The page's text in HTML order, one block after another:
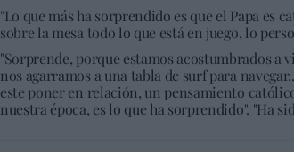
"Lo que más ha sorprendido es que el Papa es
sobre la mesa todo lo que está en juego, lo
"Sorprende, porque estamos acostumbrados a
nos agarramos a una tabla de surf para
este poner en relación, un pensamiento
nuestra época, es lo que ha sorprendido". "Ha